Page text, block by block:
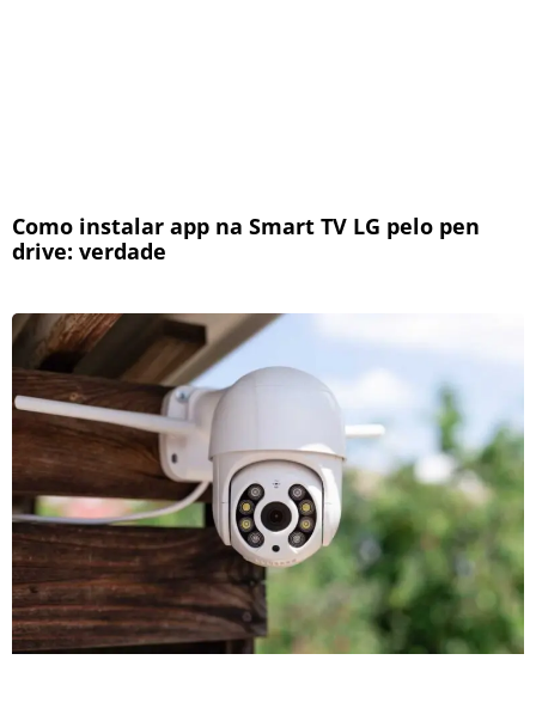
Como instalar app na Smart TV LG pelo pen
drive: verdade